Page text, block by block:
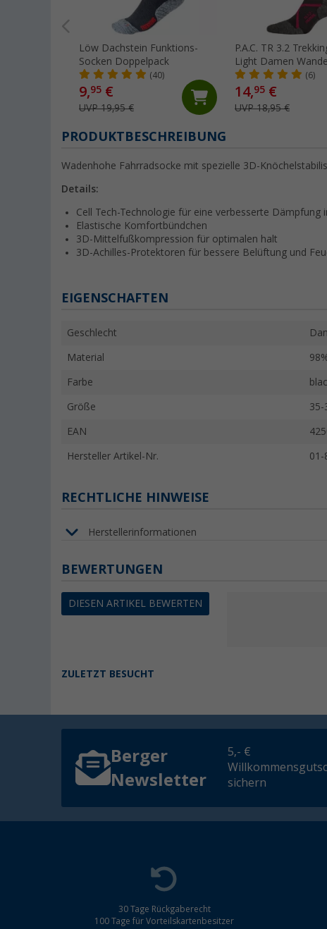
Löw Dachstein Funktions-
Socken Doppelpack
(40)
9,95 €
UVP 19,95 €
P.A.C. TR 3.2
Light Damen
(6)
14,95 €
UVP 18,95 €
PRODUKTBESCHREIBUNG
Wadenhohe Fahrradsocke mit spezielle 3D-
Details:
Cell Tech-Technologie für eine verbesserte Dämpfung
Elastische Komfortbündchen
3D-Mittelfußkompression für optimalen halt
3D-Achilles-Protektoren für bessere Belüftung und
EIGENSCHAFTEN
Geschlecht
Material
Farbe
Größe 35-
EAN
Hersteller Artikel-Nr. 01-
RECHTLICHE HINWEISE
Herstellerinformationen
BEWERTUNGEN
DIESEN ARTIKEL BEWERTEN
ZULETZT BESUCHT
Berger
Newsletter
5,- €
sichern
30 Tage Rückgaberecht
100 Tage für Vorteilskartenbesitzer